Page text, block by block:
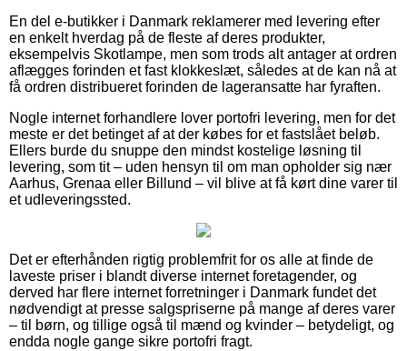
En del e-butikker i Danmark reklamerer med levering efter
en enkelt hverdag på de fleste af deres produkter,
eksempelvis Skotlampe, men som trods alt antager at ordren
aflægges forinden et fast klokkeslæt, således at de kan nå at
få ordren distribueret forinden de lageransatte har fyraften.
Nogle internet forhandlere lover portofri levering, men for det
meste er det betinget af at der købes for et fastslået beløb.
Ellers burde du snuppe den mindst kostelige løsning til
levering, som tit – uden hensyn til om man opholder sig nær
Aarhus, Grenaa eller Billund – vil blive at få kørt dine varer til
et udleveringssted.
Det er efterhånden rigtig problemfrit for os alle at finde de
laveste priser i blandt diverse internet foretagender, og
derved har flere internet forretninger i Danmark fundet det
nødvendigt at presse salgspriserne på mange af deres varer
– til børn, og tillige også til mænd og kvinder – betydeligt, og
endda nogle gange sikre portofri fragt.